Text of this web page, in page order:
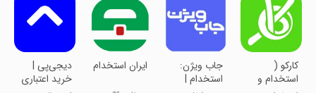
کارکو (
استخدام و
جاب ویژن:
استخدام |
ایران استخدام
‏‏دیجی‌پی |
خرید اعتباری